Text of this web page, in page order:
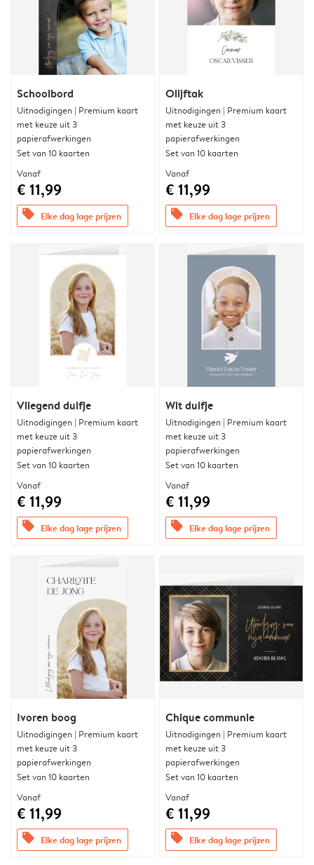
Schoolbord
Uitnodigingen | Premium kaart
met keuze uit 3
papierafwerkingen
Set van 10 kaarten
Vanaf
€ 11,99
offers Elke dag lage prijzen
Olijftak
Uitnodigingen | Premium kaart
met keuze uit 3
papierafwerkingen
Set van 10 kaarten
Vanaf
€ 11,99
offers Elke dag lage prijzen
Vliegend duifje
Uitnodigingen | Premium kaart
met keuze uit 3
papierafwerkingen
Set van 10 kaarten
Vanaf
€ 11,99
offers Elke dag lage prijzen
Wit duifje
Uitnodigingen | Premium kaart
met keuze uit 3
papierafwerkingen
Set van 10 kaarten
Vanaf
€ 11,99
offers Elke dag lage prijzen
Ivoren boog
Uitnodigingen | Premium kaart
met keuze uit 3
papierafwerkingen
Set van 10 kaarten
Vanaf
€ 11,99
offers Elke dag lage prijzen
Chique communie
Uitnodigingen | Premium kaart
met keuze uit 3
papierafwerkingen
Set van 10 kaarten
Vanaf
€ 11,99
offers Elke dag lage prijzen